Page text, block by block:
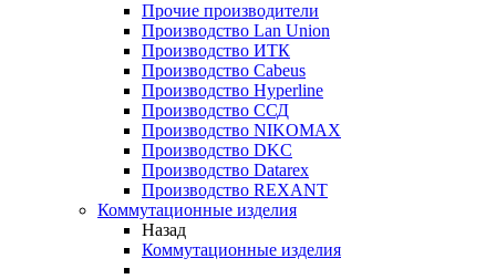
Прочие производители
Производство Lan Union
Производство ИТК
Производство Cabeus
Производство Hyperline
Производство ССД
Производство NIKOMAX
Производство DKC
Производство Datarex
Производство REXANT
Коммутационные изделия
Назад
Коммутационные изделия